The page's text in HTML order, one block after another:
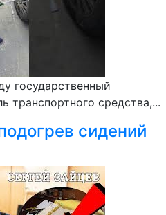
государственный
транспортного средства,...
сидений